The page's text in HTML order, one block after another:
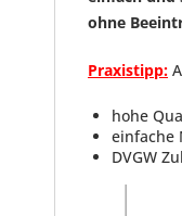
ohne
Praxistipp:
hohe
einfache
DVGW